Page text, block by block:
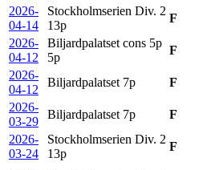
2026-
04-14
Stockholmserien Div. 2
13p
F
2026-
04-12
Biljardpalatset cons 5p
5p
F
2026-
04-12
Biljardpalatset 7p F
2026-
03-29
Biljardpalatset 7p F
2026-
03-24
Stockholmserien Div. 2
13p
F